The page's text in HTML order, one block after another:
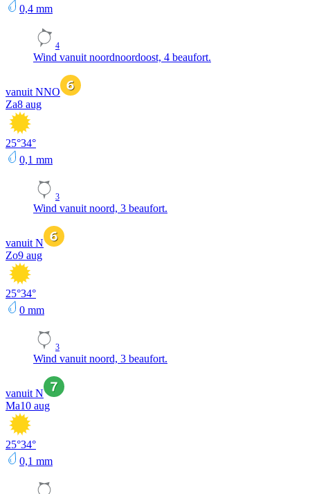
0,4 mm
4
Wind vanuit noordnoordoost, 4 beaufort.
vanuit NNO
Za8 aug
25°34°
0,1 mm
3
Wind vanuit noord, 3 beaufort.
vanuit N
Zo9 aug
25°34°
0 mm
3
Wind vanuit noord, 3 beaufort.
vanuit N
Ma10 aug
25°34°
0,1 mm